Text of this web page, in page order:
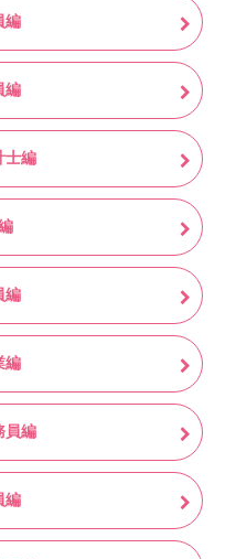
編
編
士編
編
編
員編
編